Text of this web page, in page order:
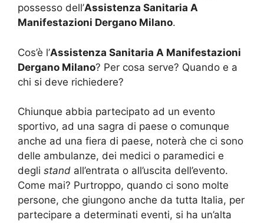
possesso dell’Assistenza Sanitaria A
Manifestazioni Dergano Milano.
Cos’è l’Assistenza Sanitaria A Manifestazioni
Dergano Milano? Per cosa serve? Quando e a
chi si deve richiedere?
Chiunque abbia partecipato ad un evento
sportivo, ad una sagra di paese o comunque
anche ad una fiera di paese, noterà che ci sono
delle ambulanze, dei medici o paramedici e
degli stand all’entrata o all’uscita dell’evento.
Come mai? Purtroppo, quando ci sono molte
persone, che giungono anche da tutta Italia, per
partecipare a determinati eventi, si ha un’alta